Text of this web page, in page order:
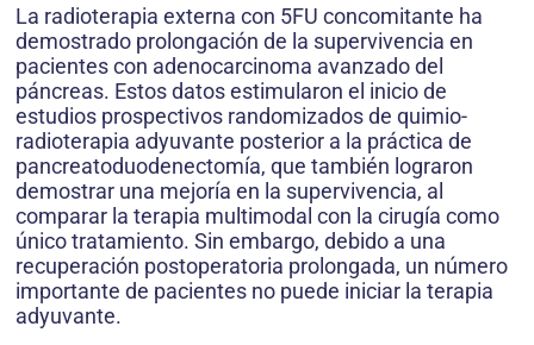
La radioterapia externa con 5FU concomitante ha
demostrado prolongación de la supervivencia en
pacientes con adenocarcinoma avanzado del
páncreas. Estos datos estimularon el inicio de
estudios prospectivos randomizados de quimio-
radioterapia adyuvante posterior a la práctica de
pancreatoduodenectomía, que también lograron
demostrar una mejoría en la supervivencia, al
comparar la terapia multimodal con la cirugía como
único tratamiento. Sin embargo, debido a una
recuperación postoperatoria prolongada, un número
importante de pacientes no puede iniciar la terapia
adyuvante.